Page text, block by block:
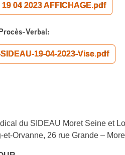
04 2023 AFFICHAGE.pdf
Verbal:
SIDEAU-19-04-2023-Vise.pdf
du SIDEAU Moret Seine et
et-Orvanne, 26 rue Grande –